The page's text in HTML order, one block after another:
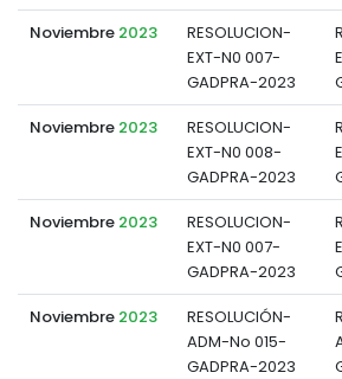
Noviembre 2023
RESOLUCION-
EXT-N0 007-
GADPRA-2023
Noviembre 2023
RESOLUCION-
EXT-N0 008-
GADPRA-2023
Noviembre 2023
RESOLUCION-
EXT-N0 007-
GADPRA-2023
Noviembre 2023
RESOLUCIÓN-
ADM-No 015-
GADPRA-2023